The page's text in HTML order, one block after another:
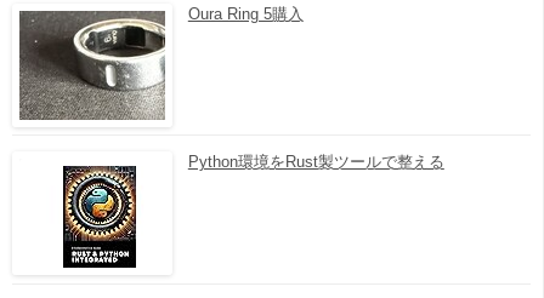
Oura Ring 5購入
Python環境をRust製ツールで整える